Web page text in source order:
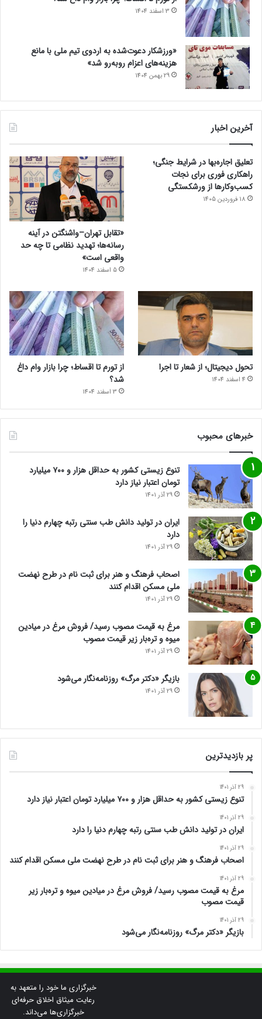
3 اسفند 1404
«ورزشکار دعوت‌شده به اردوی تیم ملی با مانع
هزینه‌های اعزام روبه‌رو شد»
29 بهمن 1404
آخرین اخبار
تعلیق اجاره‌بها در شرایط جنگی؛
راهکاری فوری برای نجات
کسب‌وکارها از ورشکستگی
18 فروردین 1405
«تقابل تهران–واشنگتن در آینه
رسانه‌ها؛ تهدید نظامی تا چه حد
واقعی است»
5 اسفند 1404
تحول دیجیتال؛ از شعار تا اجرا
4 اسفند 1404
از تورم تا اقساط؛ چرا بازار وام داغ
شد؟
3 اسفند 1404
خبرهای محبوب
تنوع زیستی کشور به حداقل هزار و ۷۰۰ میلیارد
تومان اعتبار نیاز دارد
29 آذر 1401
ایران در تولید دانش طب سنتی رتبه چهارم دنیا را
دارد
29 آذر 1401
اصحاب فرهنگ و هنر برای ثبت نام در طرح نهضت
ملی مسکن اقدام کنند
29 آذر 1401
مرغ به قیمت مصوب رسید/ فروش مرغ در میادین
میوه و تره‌بار زیر قیمت مصوب
29 آذر 1401
بازیگر «دکتر مرگ» روزنامه‌نگار می‌شود
29 آذر 1401
پر بازدیدترین
29 آذر 1401
تنوع زیستی کشور به حداقل هزار و ۷۰۰ میلیارد تومان اعتبار نیاز دارد
29 آذر 1401
ایران در تولید دانش طب سنتی رتبه چهارم دنیا را دارد
29 آذر 1401
اصحاب فرهنگ و هنر برای ثبت نام در طرح نهضت ملی مسکن اقدام کنند
29 آذر 1401
مرغ به قیمت مصوب رسید/ فروش مرغ در میادین میوه و تره‌بار زیر
قیمت مصوب
29 آذر 1401
بازیگر «دکتر مرگ» روزنامه‌نگار می‌شود
خبرگزاری ما خود را متعهد به
رعایت میثاق اخلاق حرفه‌ای
خبرگزاری‌ها می‌داند.